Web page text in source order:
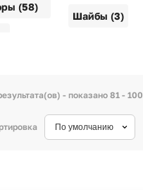
(58)
Шайбы (3)
- показано 81 - 100